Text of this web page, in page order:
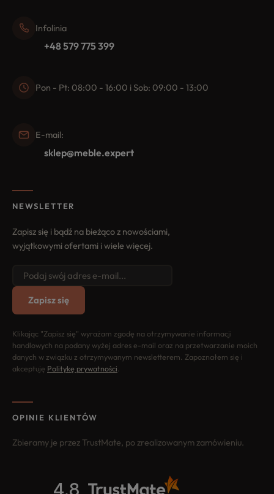
Infolinia
+48 579 775 399
Pon - Pt: 08:00 - 16:00 i Sob: 09:00 - 13:00
E-mail:
sklep@meble.expert
NEWSLETTER
Zapisz się i bądź na bieżąco z nowościami,
wyjątkowymi ofertami i wiele więcej.
Zapisz się
Klikając "Zapisz się" wyrażam zgodę na otrzymywanie informacji
handlowych na podany wyżej adres e-mail oraz na przetwarzanie moich
danych w związku z otrzymywanym newsletterem. Zapoznałem się i
akceptuję Politykę prywatności
OPINIE KLIENTÓW
Zbieramy je przez TrustMate, po zrealizowanym zamówieniu.